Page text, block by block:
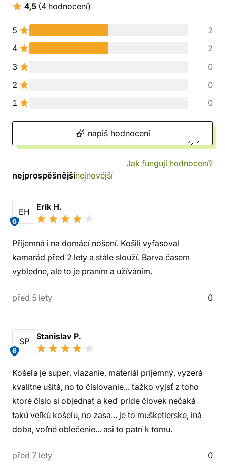
4,5 (4 hodnocení)
5
2
4
2
3
0
2
0
1
0
napiš hodnocení
Jak fungují hodnocení?
nejprospěšnějšínejnovější
EH
6
Erik H.
Příjemná i na domácí nošení. Košili vyfasoval
kamarád před 2 lety a stále slouží. Barva časem
vybledne, ale to je praním a užíváním.
před 5 lety 0
SP
6
Stanislav P.
Košeľa je super, viazanie, materiál príjemný, vyzerá
kvalitne ušitá, no to číslovanie... ťažko vyjsť z toho
ktoré číslo si objednať a keď príde človek nečaká
takú veľkú košeľu, no zasa... je to mušketierske, iná
doba, voľné oblečenie... asi to patrí k tomu.
před 7 lety 0